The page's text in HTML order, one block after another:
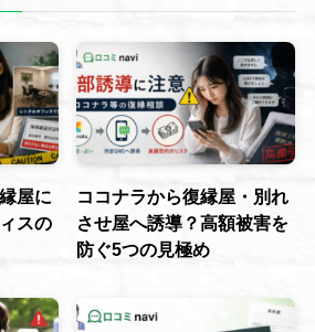
屋に
スの
ココナラから復縁屋・別れ
させ屋へ誘導？高額被害を
防ぐ5つの見極め